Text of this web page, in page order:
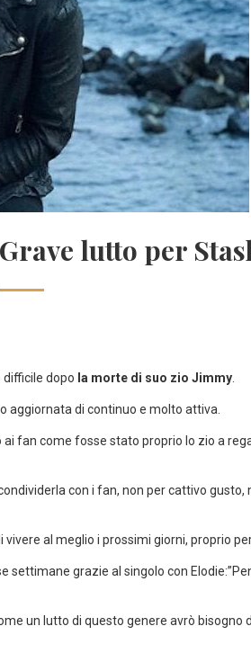
Grave lutto per
dopo la morte di suo zio Jimmy.
aggiornata di continuo e molto attiva.
ai fan come fosse stato proprio lo zio a
con i fan, non per cattivo
al meglio i prossimi giorni, proprio
grazie al singolo con
un lutto di questo genere avrò bisogno